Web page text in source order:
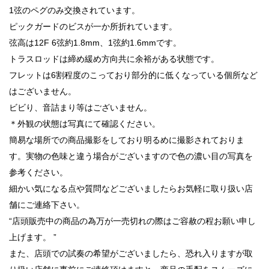
1弦のペグのみ交換されています。
ピックガードのビスが一か所折れています。
弦高は12F 6弦約1.8mm、1弦約1.6mmです。
トラスロッドは締め緩め方向共に余裕がある状態です。
フレットは6割程度のこっており部分的に低くなっている個所など
はございません。
ビビり、音詰まり等はございません。
＊外観の状態は写真にて確認ください。
簡易な場所での商品撮影をしており明るめに撮影されておりま
す。実物の色味と違う場合がございますので色の濃い目の写真を
参考ください。
細かい気になる点や質問などございましたらお気軽に取り扱い店
舗にご連絡下さい。
“店頭販売中の商品の為万が一売切れの際はご容赦の程お願い申し
上げます。 ”
また、店頭での試奏の希望がございましたら、恐れ入りますが取